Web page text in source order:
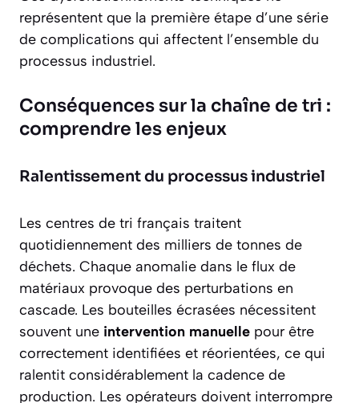
représentent que la première étape d’une série
de complications qui affectent l’ensemble du
processus industriel.
Conséquences sur la chaîne de tri :
comprendre les enjeux
Ralentissement du processus industriel
Les centres de tri français traitent
quotidiennement des milliers de tonnes de
déchets. Chaque anomalie dans le flux de
matériaux provoque des perturbations en
cascade. Les bouteilles écrasées nécessitent
souvent une intervention manuelle pour être
correctement identifiées et réorientées, ce qui
ralentit considérablement la cadence de
production. Les opérateurs doivent interrompre